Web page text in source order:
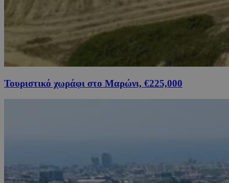
Τουριστικό χωράφι στο Μαρώνι, €225,000